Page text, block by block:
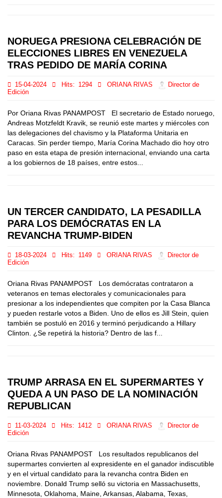
NORUEGA PRESIONA CELEBRACIÓN DE
ELECCIONES LIBRES EN VENEZUELA
TRAS PEDIDO DE MARÍA CORINA
15-04-2024 Hits: 1294 ORIANA RIVAS
Director de
Edición
Por Oriana Rivas PANAMPOST El secretario de Estado noruego,
Andreas Motzfeldt Kravik, se reunió este martes y miércoles con
las delegaciones del chavismo y la Plataforma Unitaria en
Caracas. Sin perder tiempo, María Corina Machado dio hoy otro
paso en esta etapa de presión internacional, enviando una carta
a los gobiernos de 18 países, entre estos...
UN TERCER CANDIDATO, LA PESADILLA
PARA LOS DEMÓCRATAS EN LA
REVANCHA TRUMP-BIDEN
18-03-2024 Hits: 1149 ORIANA RIVAS
Director de
Edición
Oriana Rivas PANAMPOST Los demócratas contrataron a
veteranos en temas electorales y comunicacionales para
presionar a los independientes que compiten por la Casa Blanca
y pueden restarle votos a Biden. Uno de ellos es Jill Stein, quien
también se postuló en 2016 y terminó perjudicando a Hillary
Clinton. ¿Se repetirá la historia? Dentro de las f...
TRUMP ARRASA EN EL SUPERMARTES Y
QUEDA A UN PASO DE LA NOMINACIÓN
REPUBLICAN
11-03-2024 Hits: 1412 ORIANA RIVAS
Director de
Edición
Oriana Rivas PANAMPOST Los resultados republicanos del
supermartes convierten al expresidente en el ganador indiscutible
y en el virtual candidato para la revancha contra Biden en
noviembre. Donald Trump selló su victoria en Massachusetts,
Minnesota, Oklahoma, Maine, Arkansas, Alabama, Texas,